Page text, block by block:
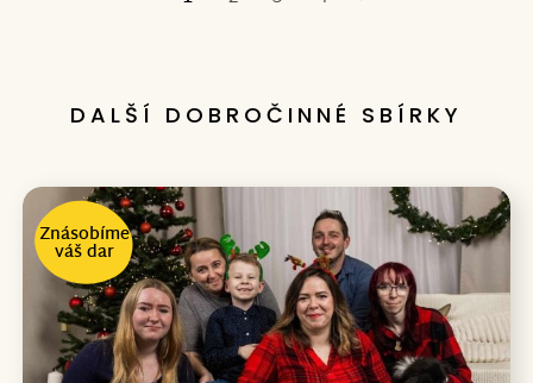
DALŠÍ DOBROČINNÉ SBÍRKY
Znásobíme
váš dar